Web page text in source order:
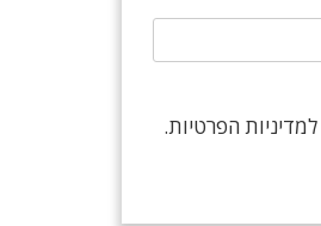
הפרטיות.